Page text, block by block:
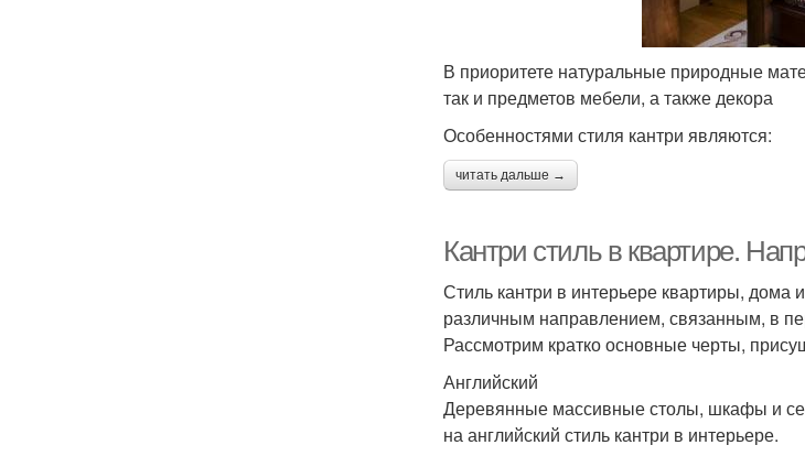
В приоритете натуральные природные
так и предметов мебели, а также декора
Особенностями стиля кантри являются:
читать дальше →
Кантри стиль в квартире.
Стиль кантри в интерьере квартиры, дома
различным направлением, связанным, в
Рассмотрим кратко основные черты,
Английский
Деревянные массивные столы, шкафы и
на английский стиль кантри в интерьере.